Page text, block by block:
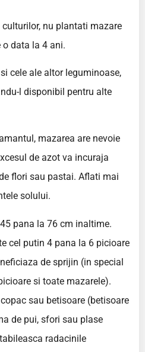
nu plantati mazare
data la 4 ani.
cele ale altor leguminoase,
l disponibil pentru alte
mazarea are nevoie
de azot va incuraja
flori sau pastai. Aflati mai
solului.
pana la 76 cm inaltime.
cel putin 4 pana la 6 picioare
de sprijin (in special
si toate mazarele).
sau betisoare (betisoare
de pui, sfori sau plase
radacinile